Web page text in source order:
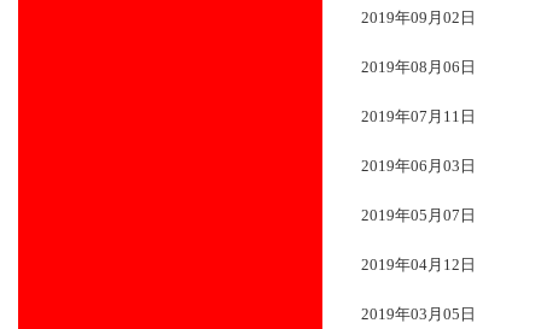
2019年09月02日
2019年08月06日
2019年07月11日
2019年06月03日
2019年05月07日
2019年04月12日
2019年03月05日